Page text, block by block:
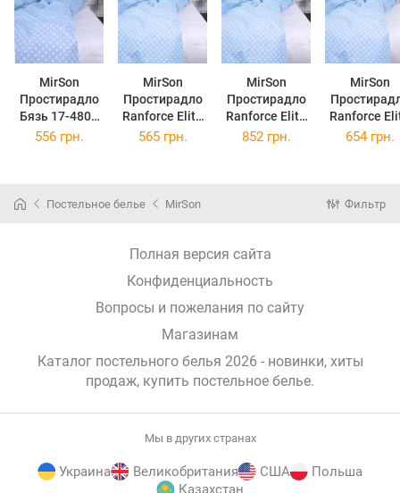
MirSon
Простирадло
Бязь 17-4803
Ronchillone
MirSon
Простирадло
Ranforce Elite
17-4803
MirSon
Простирадло
Ranforce Elite
17-4803
MirSon
Ranforce
17-4803
556 грн. 565 грн. 852 грн. 654 грн.
Постельное белье MirSon Фильтр
Полная версия сайта
Конфиденциальность
Вопросы и пожелания по сайту
Магазинам
Каталог постельного белья 2026 - новинки, хиты
продаж, купить постельное белье.
Мы в других странах
Украина Великобритания США
Польша
Казахстан